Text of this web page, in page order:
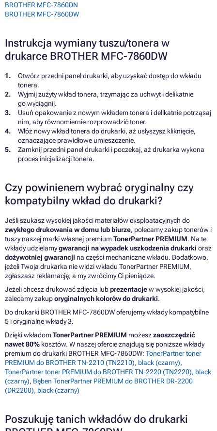
BROTHER MFC-7860DN
BROTHER MFC-7860DW
Instrukcja wymiany tuszu/tonera w
drukarce BROTHER MFC-7860DW
Otwórz przedni panel drukarki, aby uzyskać dostęp do wkładu
tonera.
Wyjmij zużyty wkład tonera, trzymając za uchwyt i delikatnie
go wyciągnij.
Usuń opakowanie z nowym wkładem tonera i delikatnie potrząsaj
nim, aby równomiernie rozprowadzić toner.
Włóż nowy wkład tonera do drukarki, aż usłyszysz kliknięcie,
oznaczające prawidłowe umieszczenie.
Zamknij przedni panel drukarki i poczekaj, aż drukarka wykona
proces inicjalizacji tonera.
Czy powinienem wybrać oryginalny czy
kompatybilny wkład do drukarki?
Jeśli szukasz wysokiej jakości materiałów eksploatacyjnych do
zwykłego drukowania w domu lub biurze, polecamy zakup tonerów i
tuszy naszej marki własnej premiumTonerPartner PREMIUM. Na te
wkłady udzielamygwarancji na wypadek uszkodzenia drukarki oraz
dożywotniej gwarancji na części mechaniczne wkładu. Dodatkowo,
jeżeli Twoja drukarka nie widzi wkładu TonerPartner PREMIUM,
zgłaszasz reklamację, a my zwrócimy Ci pieniądze.
Jeżeli chcesz drukować zdjęcia lubprezentacjew wysokiej jakości,
zalecamy zakuporyginalnych kolorów do drukarki.
Do drukarki BROTHER MFC-7860DW oferujemy wkłady kompatybilne
5 i oryginalne wkłady 3.
Dzięki wkładomTonerPartner PREMIUM możeszzaoszczędzić
nawet 80% kosztów. W naszej ofercie znajdują się poniższe wkłady
premium do drukarki BROTHER MFC-7860DW: TonerPartner toner
PREMIUM do BROTHER TN-2210 (TN2210), black (czarny),
TonerPartner toner PREMIUM do BROTHER TN-2220 (TN2220), black
(czarny), Bęben TonerPartner PREMIUM do BROTHER DR-2200
(DR2200), black (czarny)
Poszukuję tanich wkładów do drukarki